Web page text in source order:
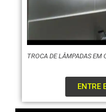
TROCA DE LÂMPADAS EM
ENTRE